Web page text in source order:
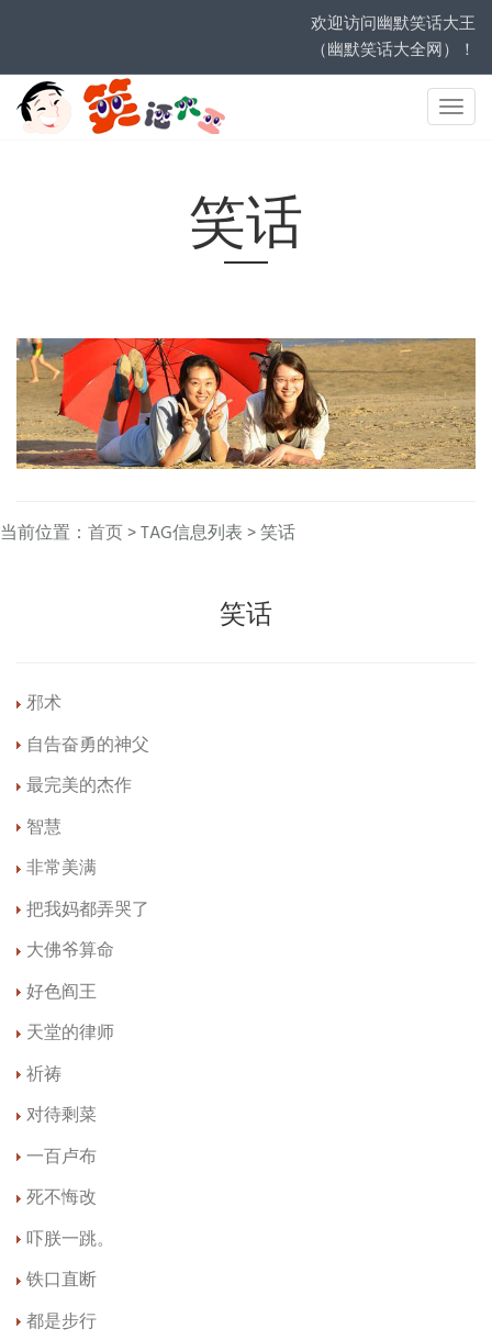
欢迎访问幽默笑话大王
（幽默笑话大全网）！
网
笑话
当前位置： 首页> TAG信息列表 > 笑话
笑话
邪术
自告奋勇的神父
最完美的杰作
智慧
非常美满
把我妈都弄哭了
大佛爷算命
好色阎王
天堂的律师
祈祷
对待剩菜
一百卢布
死不悔改
吓朕一跳。
铁口直断
都是步行